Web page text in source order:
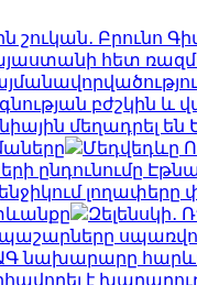
Բրունո
հետ
բժշկին և
մեղադրել
Մեդվեդևը
ընդունումը
նախարարը
է